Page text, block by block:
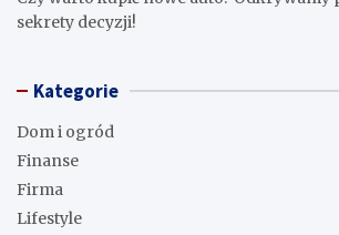
sekrety decyzji!
Kategorie
Dom i ogród
Finanse
Firma
Lifestyle